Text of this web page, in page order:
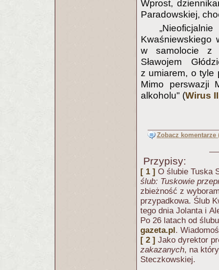
Wprost,
Paradowskiej,
Kwaśniewskiego
w samolocie z
Sławojem
z umiarem, o tyle
Mimo perswazji
alkoholu" (Wirus
Zobacz komentarze
Przypisy:
[ 1 ] O ślubie Tuska
ślub: Tuskowie
zbieżność z
przypadkowa. Ślub
tego dnia Jolanta i
Po 26 latach od
gazeta.pl.
[ 2 ] Jako dyrektor
zakazanych, na
Steczkowskiej.